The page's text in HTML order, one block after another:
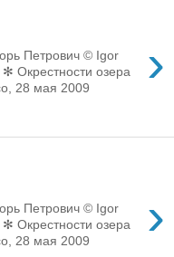
›
Петрович © Igor
Окрестности озера
28 мая 2009
›
Петрович © Igor
Окрестности озера
28 мая 2009